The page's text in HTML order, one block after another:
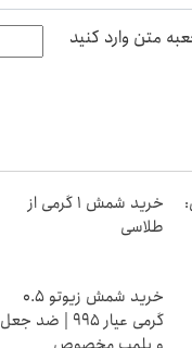
متن وارد کنید
خرید شمش 1 گرمی از
طلاسی
خرید شمش زیوتو ۰.۵
گرمی عیار ۹۹۵ | ضد جعل